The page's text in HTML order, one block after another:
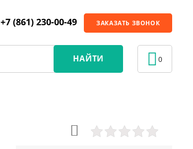
+7 (861) 230-00-49 ЗАКАЗАТЬ ЗВОНОК
НАЙТИ 0